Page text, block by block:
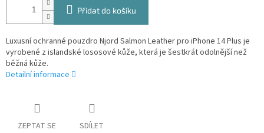
Přidat do košíku
Luxusní ochranné pouzdro Njord Salmon Leather pro iPhone 14 Plus je
vyrobené z islandské lososové kůže, která je šestkrát odolnější než
běžná kůže.
Detailní informace
ZEPTAT SE SDÍLET